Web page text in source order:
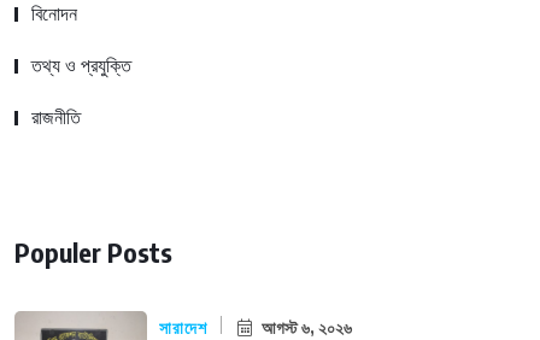
বিনোদন
তথ্য ও প্রযুক্তি
রাজনীতি
Populer Posts
সারাদেশ আগস্ট ৬, ২০২৬